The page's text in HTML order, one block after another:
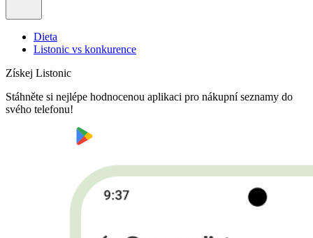
Dieta
Listonic vs konkurence
Získej Listonic
Stáhněte si nejlépe hodnocenou aplikaci pro nákupní seznamy do
svého telefonu!